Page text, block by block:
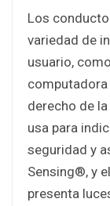
Los
variedad de
usuario,
computadora
derecho de
usa para
seguridad y
Sensing®, y
presenta